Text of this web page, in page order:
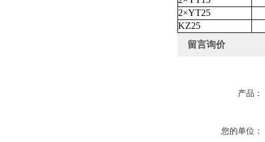
2×YT25
KZ25
留言询价
产品：
您的单位：